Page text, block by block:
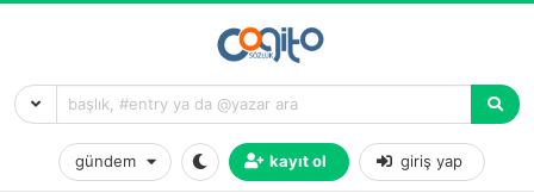
gündem kayıt ol giriş yap